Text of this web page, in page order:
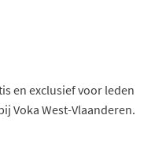
en exclusief voor leden
Voka West-Vlaanderen.